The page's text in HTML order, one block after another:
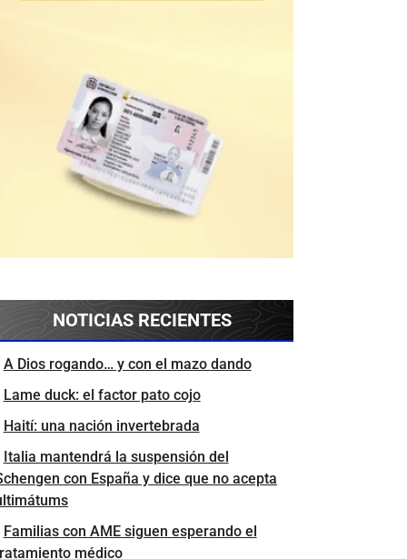
NOTICIAS RECIENTES
A Dios rogando… y con el mazo dando
Lame duck: el factor pato cojo
Haití: una nación invertebrada
Italia mantendrá la suspensión del
con España y dice que no acepta
Familias con AME siguen esperando el
médico